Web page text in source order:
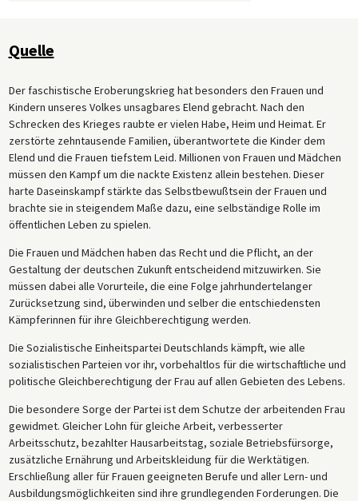
Quelle
Der faschistische Eroberungskrieg hat besonders den Frauen und
Kindern unseres Volkes unsagbares Elend gebracht. Nach den
Schrecken des Krieges raubte er vielen Habe, Heim und Heimat. Er
zerstörte zehntausende Familien, überantwortete die Kinder dem
Elend und die Frauen tiefstem Leid. Millionen von Frauen und Mädchen
müssen den Kampf um die nackte Existenz allein bestehen. Dieser
harte Daseinskampf stärkte das Selbstbewußtsein der Frauen und
brachte sie in steigendem Maße dazu, eine selbständige Rolle im
öffentlichen Leben zu spielen.
Die Frauen und Mädchen haben das Recht und die Pflicht, an der
Gestaltung der deutschen Zukunft entscheidend mitzuwirken. Sie
müssen dabei alle Vorurteile, die eine Folge jahrhundertelanger
Zurücksetzung sind, überwinden und selber die entschiedensten
Kämpferinnen für ihre Gleichberechtigung werden.
Die Sozialistische Einheitspartei Deutschlands kämpft, wie alle
sozialistischen Parteien vor ihr, vorbehaltlos für die wirtschaftliche und
politische Gleichberechtigung der Frau auf allen Gebieten des Lebens.
Die besondere Sorge der Partei ist dem Schutze der arbeitenden Frau
gewidmet. Gleicher Lohn für gleiche Arbeit, verbesserter
Arbeitsschutz, bezahlter Hausarbeitstag, soziale Betriebsfürsorge,
zusätzliche Ernährung und Arbeitskleidung für die Werktätigen.
Erschließung aller für Frauen geeigneten Berufe und aller Lern- und
Ausbildungsmöglichkeiten sind ihre grundlegenden Forderungen. Die